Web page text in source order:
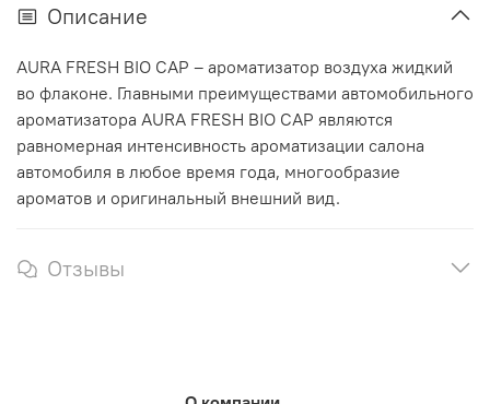
Описание
AURA FRESH BIO CAP – ароматизатор воздуха жидкий
во флаконе. Главными преимуществами автомобильного
ароматизатора AURA FRESH BIO CAP являются
равномерная интенсивность ароматизации салона
автомобиля в любое время года, многообразие
ароматов и оригинальный внешний вид.
Отзывы